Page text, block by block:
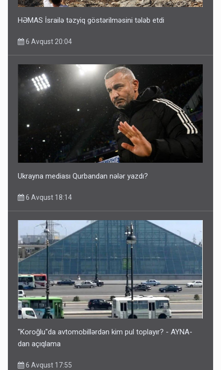
HƏMAS İsrailə təzyiq göstərilməsini tələb etdi
6 Avqust 20:04
Ukrayna mediası Qurbandan nələr yazdı?
6 Avqust 18:14
"Koroğlu"da avtomobillərdən kim pul toplayır? - AYNA-
dan açıqlama
6 Avqust 17:55